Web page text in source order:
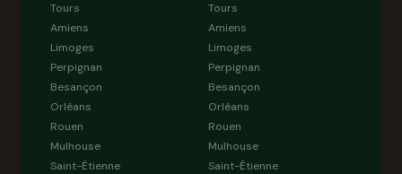
Tours
Amiens
Limoges
Perpignan
Besançon
Orléans
Rouen
Mulhouse
Saint-Étienne
Tours
Amiens
Limoges
Perpignan
Besançon
Orléans
Rouen
Mulhouse
Saint-Étienne